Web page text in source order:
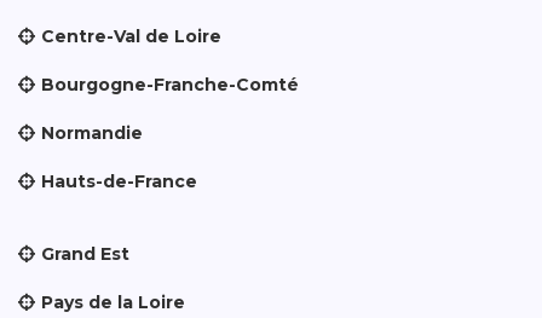
Centre-Val de Loire
Bourgogne-Franche-Comté
Normandie
Hauts-de-France
Grand Est
Pays de la Loire